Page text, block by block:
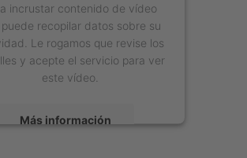
incrustar contenido de vídeo
puede recopilar datos sobre su
Le rogamos que revise los
y acepte el servicio para ver
este vídeo.
Más información